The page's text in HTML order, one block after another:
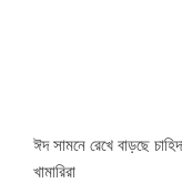
ঈদ সামনে রেখে বাড়ছে
খামারিরা